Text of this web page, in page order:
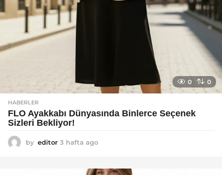
0 0
HABERLER
FLO Ayakkabı Dünyasında Binlerce Seçenek
Sizleri Bekliyor!
by editor 3 hafta ago
a